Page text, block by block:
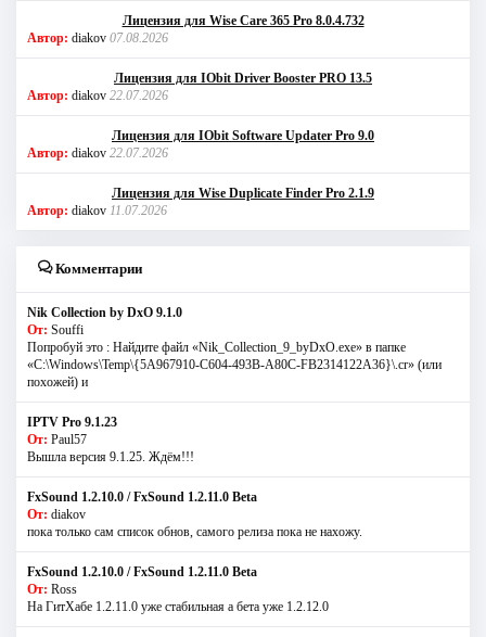
Лицензия для Wise Care 365 Pro 8.0.4.732
Автор: diakov 07.08.2026
Лицензия для IObit Driver Booster PRO 13.5
Автор: diakov 22.07.2026
Лицензия для IObit Software Updater Pro 9.0
Автор: diakov 22.07.2026
Лицензия для Wise Duplicate Finder Pro 2.1.9
Автор: diakov 11.07.2026
Комментарии
Nik Collection by DxO 9.1.0
От: Souffi
Попробуй это : Найдите файл «Nik_Collection_9_byDxO.exe» в папке
«C:\Windows\Temp\{5A967910-C604-493B-A80C-FB2314122A36}\.cr» (или
похожей) и
IPTV Pro 9.1.23
От: Paul57
Вышла версия 9.1.25. Ждём!!!
FxSound 1.2.10.0 / FxSound 1.2.11.0 Beta
От: diakov
пока только сам список обнов, самого релиза пока не нахожу.
FxSound 1.2.10.0 / FxSound 1.2.11.0 Beta
От: Ross
На ГитХабе 1.2.11.0 уже стабильная а бета уже 1.2.12.0